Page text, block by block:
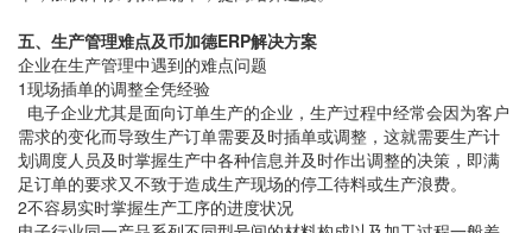
五、生产管理难点及币加德ERP解决方案
企业在生产管理中遇到的难点问题
1现场插单的调整全凭经验
电子企业尤其是面向订单生产的企业，生产过程中经常会因为客户
需求的变化而导致生产订单需要及时插单或调整，这就需要生产计
划调度人员及时掌握生产中各种信息并及时作出调整的决策，即满
足订单的要求又不致于造成生产现场的停工待料或生产浪费。
2不容易实时掌握生产工序的进度状况